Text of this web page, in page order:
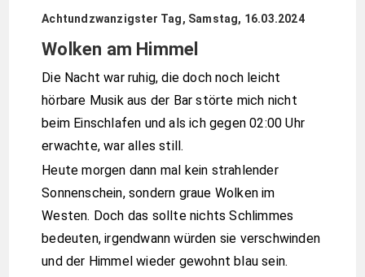
Achtundzwanzigster Tag, Samstag, 16.03.2024
Wolken am Himmel
Die Nacht war ruhig, die doch noch leicht
hörbare Musik aus der Bar störte mich nicht
beim Einschlafen und als ich gegen 02:00 Uhr
erwachte, war alles still.
Heute morgen dann mal kein strahlender
Sonnenschein, sondern graue Wolken im
Westen. Doch das sollte nichts Schlimmes
bedeuten, irgendwann würden sie verschwinden
und der Himmel wieder gewohnt blau sein.